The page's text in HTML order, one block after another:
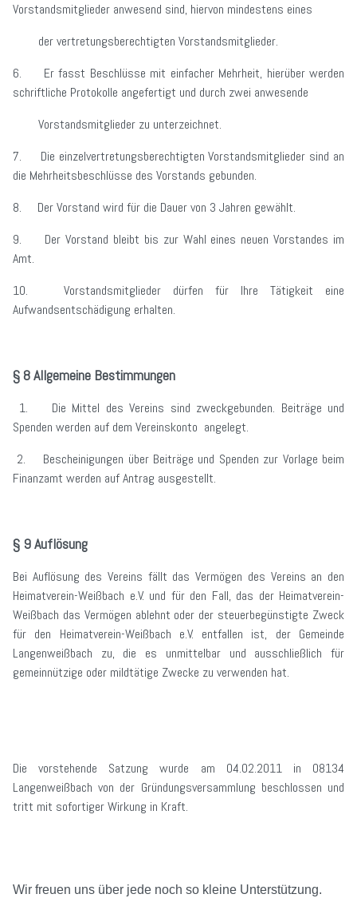
Vorstandsmitglieder anwesend sind, hiervon mindestens eines
der vertretungsberechtigten Vorstandsmitglieder.
6. Er fasst Beschlüsse mit einfacher Mehrheit, hierüber werden
schriftliche Protokolle angefertigt und durch zwei anwesende
Vorstandsmitglieder zu unterzeichnet.
7. Die einzelvertretungsberechtigten Vorstandsmitglieder sind an
die Mehrheitsbeschlüsse des Vorstands gebunden.
8. Der Vorstand wird für die Dauer von 3 Jahren gewählt.
9. Der Vorstand bleibt bis zur Wahl eines neuen Vorstandes im
Amt.
10. Vorstandsmitglieder dürfen für Ihre Tätigkeit eine
Aufwandsentschädigung erhalten.
§ 8 Allgemeine Bestimmungen
1. Die Mittel des Vereins sind zweckgebunden. Beiträge und
Spenden werden auf dem Vereinskonto angelegt.
2. Bescheinigungen über Beiträge und Spenden zur Vorlage beim
Finanzamt werden auf Antrag ausgestellt.
§ 9 Auflösung
Bei Auflösung des Vereins fällt das Vermögen des Vereins an den
Heimatverein-Weißbach e.V. und für den Fall, das der Heimatverein-
Weißbach das Vermögen ablehnt oder der steuerbegünstigte Zweck
für den Heimatverein-Weißbach e.V. entfallen ist, der Gemeinde
Langenweißbach zu, die es unmittelbar und ausschließlich für
gemeinnützige oder mildtätige Zwecke zu verwenden hat.
Die vorstehende Satzung wurde am 04.02.2011 in 08134
Langenweißbach von der Gründungsversammlung beschlossen und
tritt mit sofortiger Wirkung in Kraft.
Wir freuen uns über jede noch so kleine Unterstützung.